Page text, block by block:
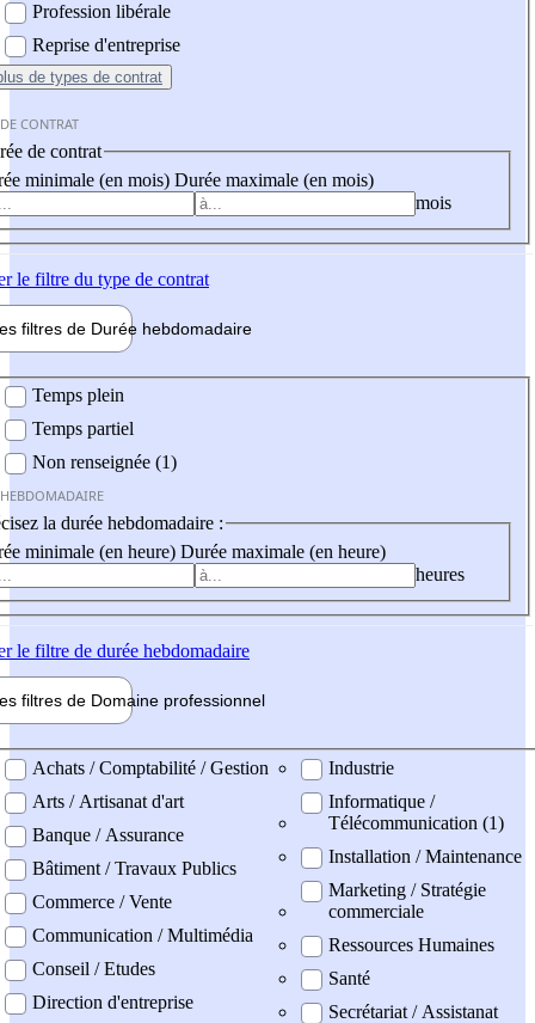
Profession libérale
Reprise d'entreprise
de types de contrat
CONTRAT
de contrat
minimale (en mois) Durée maximale (en mois)
mois
le filtre du type de contrat
filtres de Durée hebdomadaire
Temps plein
Temps partiel
Non renseignée (1)
la durée hebdomadaire :
minimale (en heure) Durée maximale (en heure)
heures
le filtre de durée hebdomadaire
filtres de Domaine professionnel
professionel
Achats / Comptabilité / Gestion
Arts / Artisanat d'art
Banque / Assurance
Bâtiment / Travaux Publics
Commerce / Vente
Communication / Multimédia
Conseil / Etudes
Direction d'entreprise
Industrie
Informatique /
Télécommunication (1)
Installation / Maintenance
Marketing / Stratégie
commerciale
Ressources Humaines
Santé
Secrétariat / Assistanat